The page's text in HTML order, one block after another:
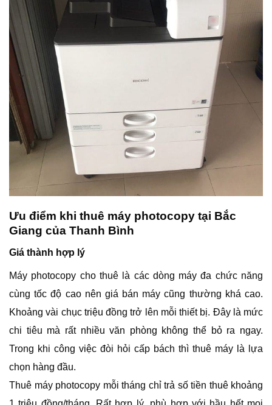
Ưu điểm khi thuê máy photocopy tại Bắc
Giang của Thanh Bình
Giá thành hợp lý
Máy photocopy cho thuê là các dòng máy đa chức năng
cùng tốc độ cao nên giá bán máy cũng thường khá cao.
Khoảng vài chục triệu đồng trở lên mỗi thiết bị. Đây là mức
chi tiêu mà rất nhiều văn phòng không thể bỏ ra ngay.
Trong khi công việc đòi hỏi cấp bách thì thuê máy là lựa
chọn hàng đầu.
Thuê máy photocopy mỗi tháng chỉ trả số tiền thuê khoảng